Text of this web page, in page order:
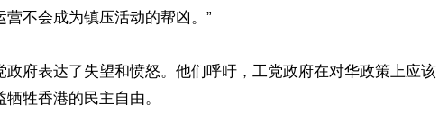
不会成为镇压活动的帮凶。”
政府表达了失望和愤怒。他们呼吁，工党政府在对华政策上应该
牲香港的民主自由。